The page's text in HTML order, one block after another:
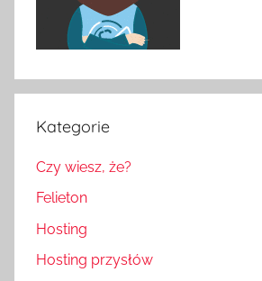
Kategorie
Czy wiesz, że?
Felieton
Hosting
Hosting przysłów